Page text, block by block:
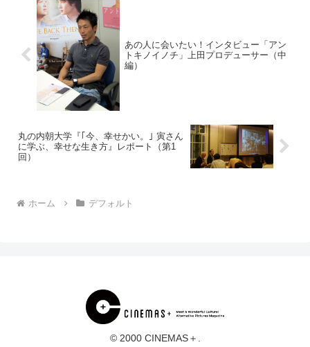
あの人に会いたい！インタビュー「アン
トキノイノチ」上田プロデューサー（中
編）
丸の内朝大学『｢今、幸せかい。｣ 寅さん
に学ぶ、幸せな生き方』レポート（第1
回）
ホーム デフォルト
© 2000 CINEMAS＋.